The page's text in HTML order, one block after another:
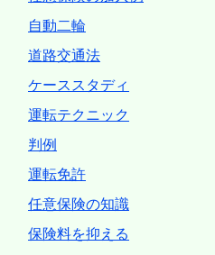
自動二輪
道路交通法
ケーススタディ
運転テクニック
判例
運転免許
任意保険の知識
保険料を抑える